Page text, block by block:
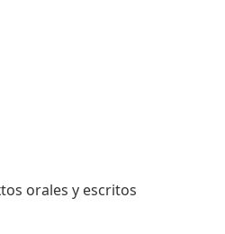
orales y escritos